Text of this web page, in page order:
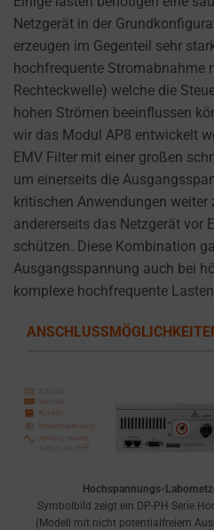
Netzgerät in der
erzeugen im Gegenteil sehr
hochfrequente Stromabnahme
Rechteckwelle) welche die
hohen Strömen beeinflussen
wir das Modul AP8 entwickelt
EMV Filter mit einer großen
um einerseits die
kritischen Anwendungen weiter
andererseits das Netzgerät vor
schützen. Diese Kombination
Ausgangsspannung auch bei
komplexe hochfrequente
Hochspannungs-
Symbolbild zeigt ein DP-PH Serie
(Modell mit nicht potentialfreiem